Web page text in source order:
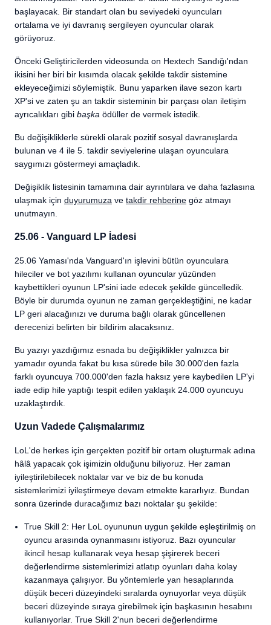
başlayacak. Bir standart olan bu seviyedeki oyuncuları
ortalama ve iyi davranış sergileyen oyuncular olarak
görüyoruz.
Önceki Geliştiricilerden videosunda on Hextech Sandığı'ndan
ikisini her biri bir kısımda olacak şekilde takdir sistemine
ekleyeceğimizi söylemiştik. Bunu yaparken ilave sezon kartı
XP'si ve zaten şu an takdir sisteminin bir parçası olan iletişim
ayrıcalıkları gibi başka ödüller de vermek istedik.
Bu değişikliklerle sürekli olarak pozitif sosyal davranışlarda
bulunan ve 4 ile 5. takdir seviyelerine ulaşan oyunculara
saygımızı göstermeyi amaçladık.
Değişiklik listesinin tamamına dair ayrıntılara ve daha fazlasına
ulaşmak için duyurumuza ve takdir rehberine göz atmayı
unutmayın.
25.06 - Vanguard LP İadesi
25.06 Yaması'nda Vanguard'ın işlevini bütün oyunculara
hileciler ve bot yazılımı kullanan oyuncular yüzünden
kaybettikleri oyunun LP'sini iade edecek şekilde güncelledik.
Böyle bir durumda oyunun ne zaman gerçekleştiğini, ne kadar
LP geri alacağınızı ve duruma bağlı olarak güncellenen
derecenizi belirten bir bildirim alacaksınız.
Bu yazıyı yazdığımız esnada bu değişiklikler yalnızca bir
yamadır oyunda fakat bu kısa sürede bile 30.000'den fazla
farklı oyuncuya 700.000'den fazla haksız yere kaybedilen LP'yi
iade edip hile yaptığı tespit edilen yaklaşık 24.000 oyuncuyu
uzaklaştırdık.
Uzun Vadede Çalışmalarımız
LoL'de herkes için gerçekten pozitif bir ortam oluşturmak adına
hâlâ yapacak çok işimizin olduğunu biliyoruz. Her zaman
iyileştirilebilecek noktalar var ve biz de bu konuda
sistemlerimizi iyileştirmeye devam etmekte kararlıyız. Bundan
sonra üzerinde duracağımız bazı noktalar şu şekilde:
True Skill 2: Her LoL oyununun uygun şekilde eşleştirilmiş on
oyuncu arasında oynanmasını istiyoruz. Bazı oyuncular
ikincil hesap kullanarak veya hesap şişirerek beceri
değerlendirme sistemlerimizi atlatıp oyunları daha kolay
kazanmaya çalışıyor. Bu yöntemlerle yan hesaplarında
düşük beceri düzeyindeki sıralarda oynuyorlar veya düşük
beceri düzeyinde sıraya girebilmek için başkasının hesabını
kullanıyorlar. True Skill 2'nun beceri değerlendirme